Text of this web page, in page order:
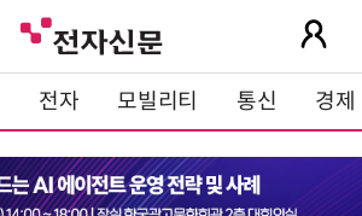
전자 모빌리티 통신 경제